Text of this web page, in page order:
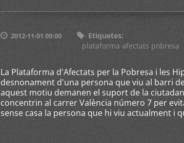
2012-11-01 09:00 Etiquetes:
plataforma afectats pobresa
La Plataforma d'Afectats per la Pobresa i les
desnonament d'una persona que viu al barri
aquest motiu demanen el suport de la
concentrin al carrer València número 7 per
sense casa la persona que hi viu actualment i